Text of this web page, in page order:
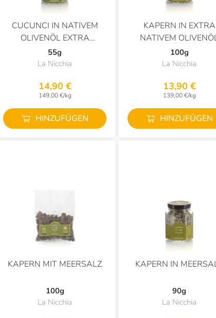
CUCUNCI IN NATIVEM
OLIVENÖL EXTRA
EINGELEGT
55g
La Nicchia
14,90 €
149,00 €/kg
HINZUFÜGEN
KAPERN IN EXTRA
NATIVEM
100g
La Nicchia
13,90 €
139,00 €/kg
HINZUFÜGEN
KAPERN MIT MEERSALZ
100g
La Nicchia
KAPERN IN
90g
La Nicchia